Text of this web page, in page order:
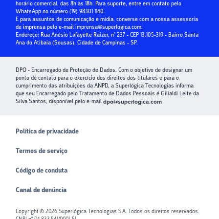
Crédito para Condomínios
Paybox
horário comercial, das 8h às 18h. Para suporte, entre em contato pelo
WhatsApp no número (19) 98301 1140.
E para assuntos de comunicação e mídia, converse com a nossa assessoria
de imprensa pelo e-mail imprensa@superlogica.com.
Endereço: Rua Anésio Lafayette Raizer, nº 237 - CEP 13.105-319 - Bairro Santa
Ana do Atibaia (Sousas), Cidade de Campinas - SP.
DPO - Encarregado de Proteção de Dados. Com o objetivo de designar um
ponto de contato para o exercício dos direitos dos titulares e para o
cumprimento das atribuições da ANPD, a Superlógica Tecnologias informa
que seu Encarregado pelo Tratamento de Dados Pessoais é Gilialdi Leite da
Silva Santos, disponível pelo e-mail dpo@superlogica.com
Copyright © 2026 Superlógica Tecnologias S.A. Todos os direitos reservados.
Política de privacidade
Termos de serviço
Código de conduta
Canal de denúncia